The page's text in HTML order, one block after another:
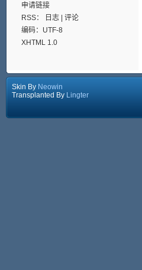
申请链接
RSS：
日志| 评论
编码：UTF-8
XHTML 1.0
Skin By Neowin
Transplanted By Lingter